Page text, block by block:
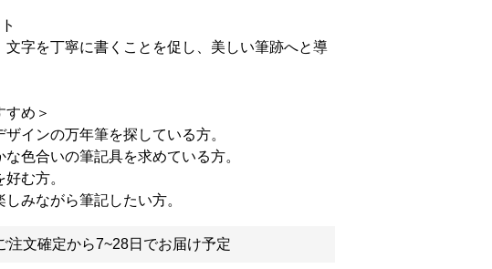
文字を丁寧に書くことを促し、美しい筆跡へと導
すめ＞
ザインの万年筆を探している方。
な色合いの筆記具を求めている方。
む方。
しみながら筆記したい方。
注文確定から7~28日でお届け予定